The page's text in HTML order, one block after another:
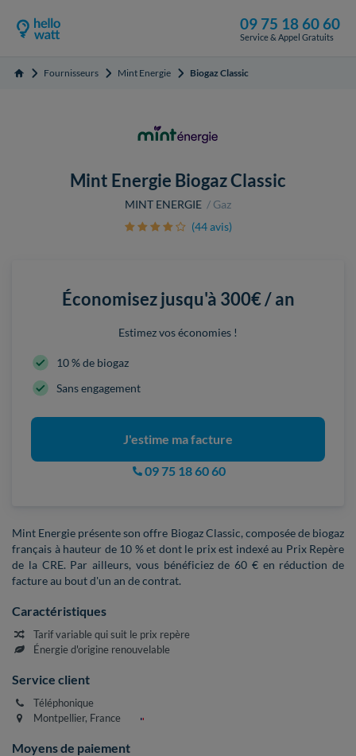
09 75 18 60 60
Service & Appel Gratuits
Accueil Fournisseurs Mint Energie Biogaz Classic
Mint Energie Biogaz Classic
MINT ENERGIE
Gaz
(44 avis)
Économisez jusqu'à 300€ / an
Estimez vos économies !
10 % de biogaz
Sans engagement
J'estime ma facture
09 75 18 60 60
Mint Energie présente son offre Biogaz Classic, composée de biogaz
français à hauteur de 10 % et dont le prix est indexé au Prix Repère
de la CRE. Par ailleurs, vous bénéficiez de 60 € en réduction de
facture au bout d'un an de contrat.
Caractéristiques
Tarif variable qui suit le prix repère
Énergie d'origine renouvelable
Service client
Téléphonique
Montpellier, France
Moyens de paiement